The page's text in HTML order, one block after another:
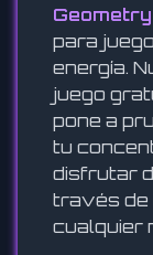
para
energía.
juego
pone a
tu
disfrutar
través de
cualquier